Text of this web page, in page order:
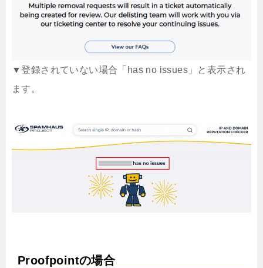
▼登録されていない場合「has no issues」と表示され
ます。
Proofpointの場合